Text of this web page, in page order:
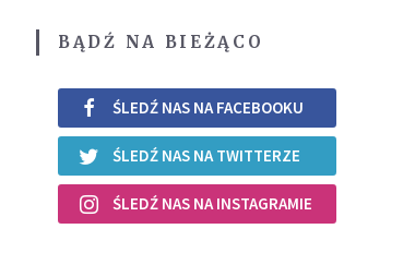
BĄDŹ NA BIEŻĄCO
ŚLEDŹ NAS NA FACEBOOKU
ŚLEDŹ NAS NA TWITTERZE
ŚLEDŹ NAS NA INSTAGRAMIE